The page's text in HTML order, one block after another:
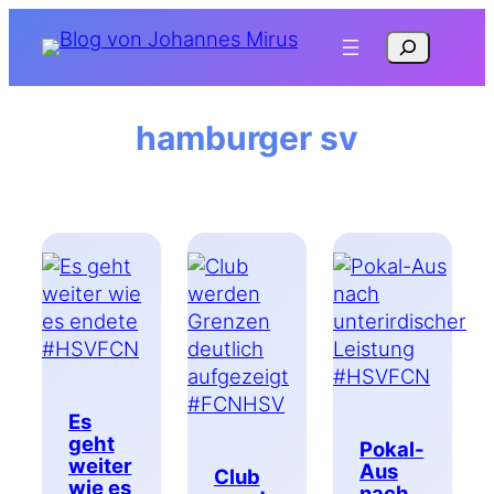
Inhalt
Suchen
hamburger sv
Es
geht
weiter
wie es
Club
Pokal-
Aus